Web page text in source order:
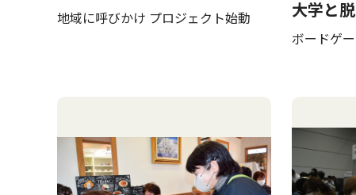
地域に呼びかけ プロジェクト始動 大学と
ボードゲ